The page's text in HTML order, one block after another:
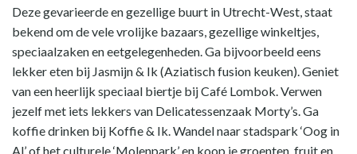
Deze gevarieerde en gezellige buurt in Utrecht-West, staat
bekend om de vele vrolijke bazaars, gezellige winkeltjes,
speciaalzaken en eetgelegenheden. Ga bijvoorbeeld eens
lekker eten bij Jasmijn & Ik (Aziatisch fusion keuken). Geniet
van een heerlijk speciaal biertje bij Café Lombok. Verwen
jezelf met iets lekkers van Delicatessenzaak Morty’s. Ga
koffie drinken bij Koffie & Ik. Wandel naar stadspark ‘Oog in
Al’ of het culturele ‘Molenpark’ en koop je groenten, fruit en